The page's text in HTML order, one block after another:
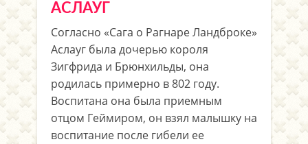
АСЛАУГ
Согласно «Сага о Рагнаре Ландброке»
Аслауг была дочерью короля
Зигфрида и Брюнхильды, она
родилась примерно в 802 году.
Воспитана она была приемным
отцом Геймиром, он взял малышку на
воспитание после гибели ее